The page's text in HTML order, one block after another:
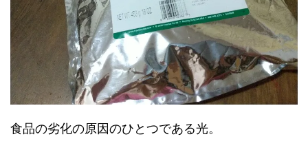
食品の劣化の原因のひとつである光。